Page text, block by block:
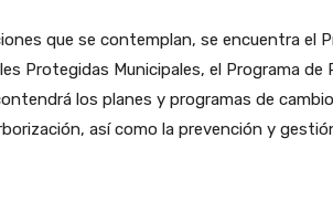
que se contemplan, se encuentra el
Protegidas Municipales, el Programa
los planes y programas de
así como la prevención y